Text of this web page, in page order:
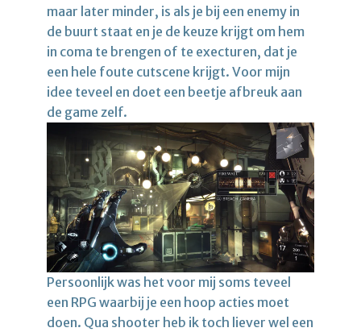
maar later minder, is als je bij een enemy in
de buurt staat en je de keuze krijgt om hem
in coma te brengen of te execturen, dat je
een hele foute cutscene krijgt. Voor mijn
idee teveel en doet een beetje afbreuk aan
de game zelf.
Persoonlijk was het voor mij soms teveel
een RPG waarbij je een hoop acties moet
doen. Qua shooter heb ik toch liever wel een